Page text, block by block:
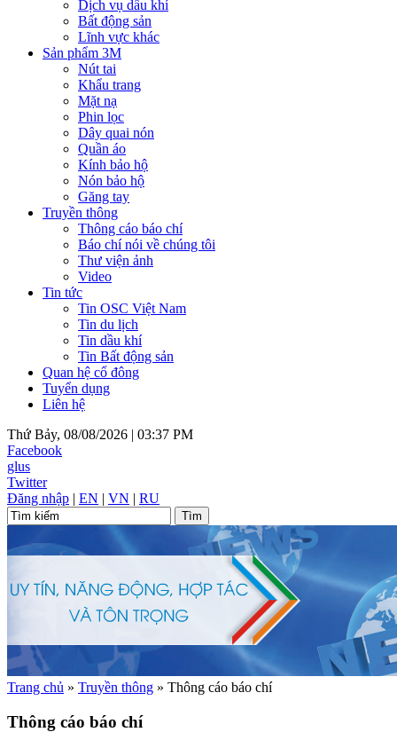
Dịch vụ dầu khí
Bất động sản
Lĩnh vực khác
Sản phẩm 3M
Nút tai
Khẩu trang
Mặt nạ
Phin lọc
Dây quai nón
Quần áo
Kính bảo hộ
Nón bảo hộ
Găng tay
Truyền thông
Thông cáo báo chí
Báo chí nói về chúng tôi
Thư viện ảnh
Video
Tin tức
Tin OSC Việt Nam
Tin du lịch
Tin dầu khí
Tin Bất động sản
Quan hệ cổ đông
Tuyển dụng
Liên hệ
Thứ Bảy, 08/08/2026 | 03:37 PM
Facebook
glus
Twitter
Đăng nhập | EN | VN | RU
Trang chủ » Truyền thông » Thông cáo báo chí
Thông cáo báo chí